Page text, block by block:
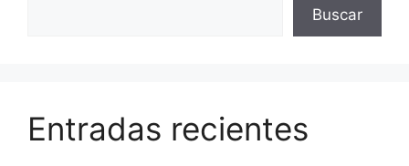
Buscar
Entradas recientes